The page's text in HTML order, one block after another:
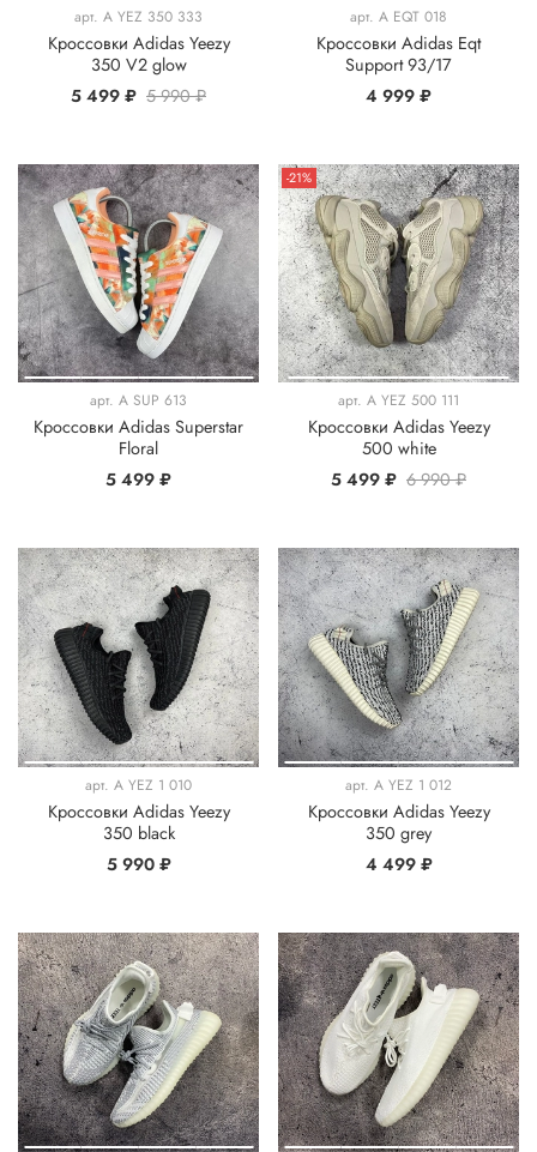
арт. A YEZ 350 333
Кроссовки Adidas Yeezy
350 V2 glow
5 499 ₽ 5 990 ₽
арт. A EQT 018
Кроссовки Adidas Eqt
Support 93/17
4 999 ₽
арт. A SUP 613
Кроссовки Adidas Superstar
Floral
5 499 ₽
-21%
арт. A YEZ 500 111
Кроссовки Adidas Yeezy
500 white
5 499 ₽ 6 990 ₽
арт. A YEZ 1 010
Кроссовки Adidas Yeezy
350 black
5 990 ₽
арт. A YEZ 1 012
Кроссовки Adidas Yeezy
350 grey
4 499 ₽